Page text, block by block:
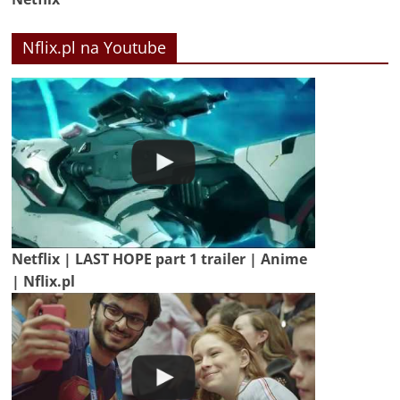
Nflix.pl na Youtube
Netflix | LAST HOPE part 1 trailer | Anime
| Nflix.pl